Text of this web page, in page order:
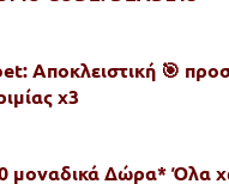
Αποκλειστική 🎯
x3
μοναδικά Δώρα* Όλα